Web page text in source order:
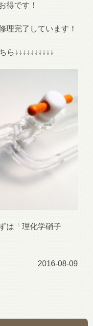
得です！
理完了しています！
ら↓↓↓↓↓↓↓↓↓↓
は「理化学硝子
2016-08-09